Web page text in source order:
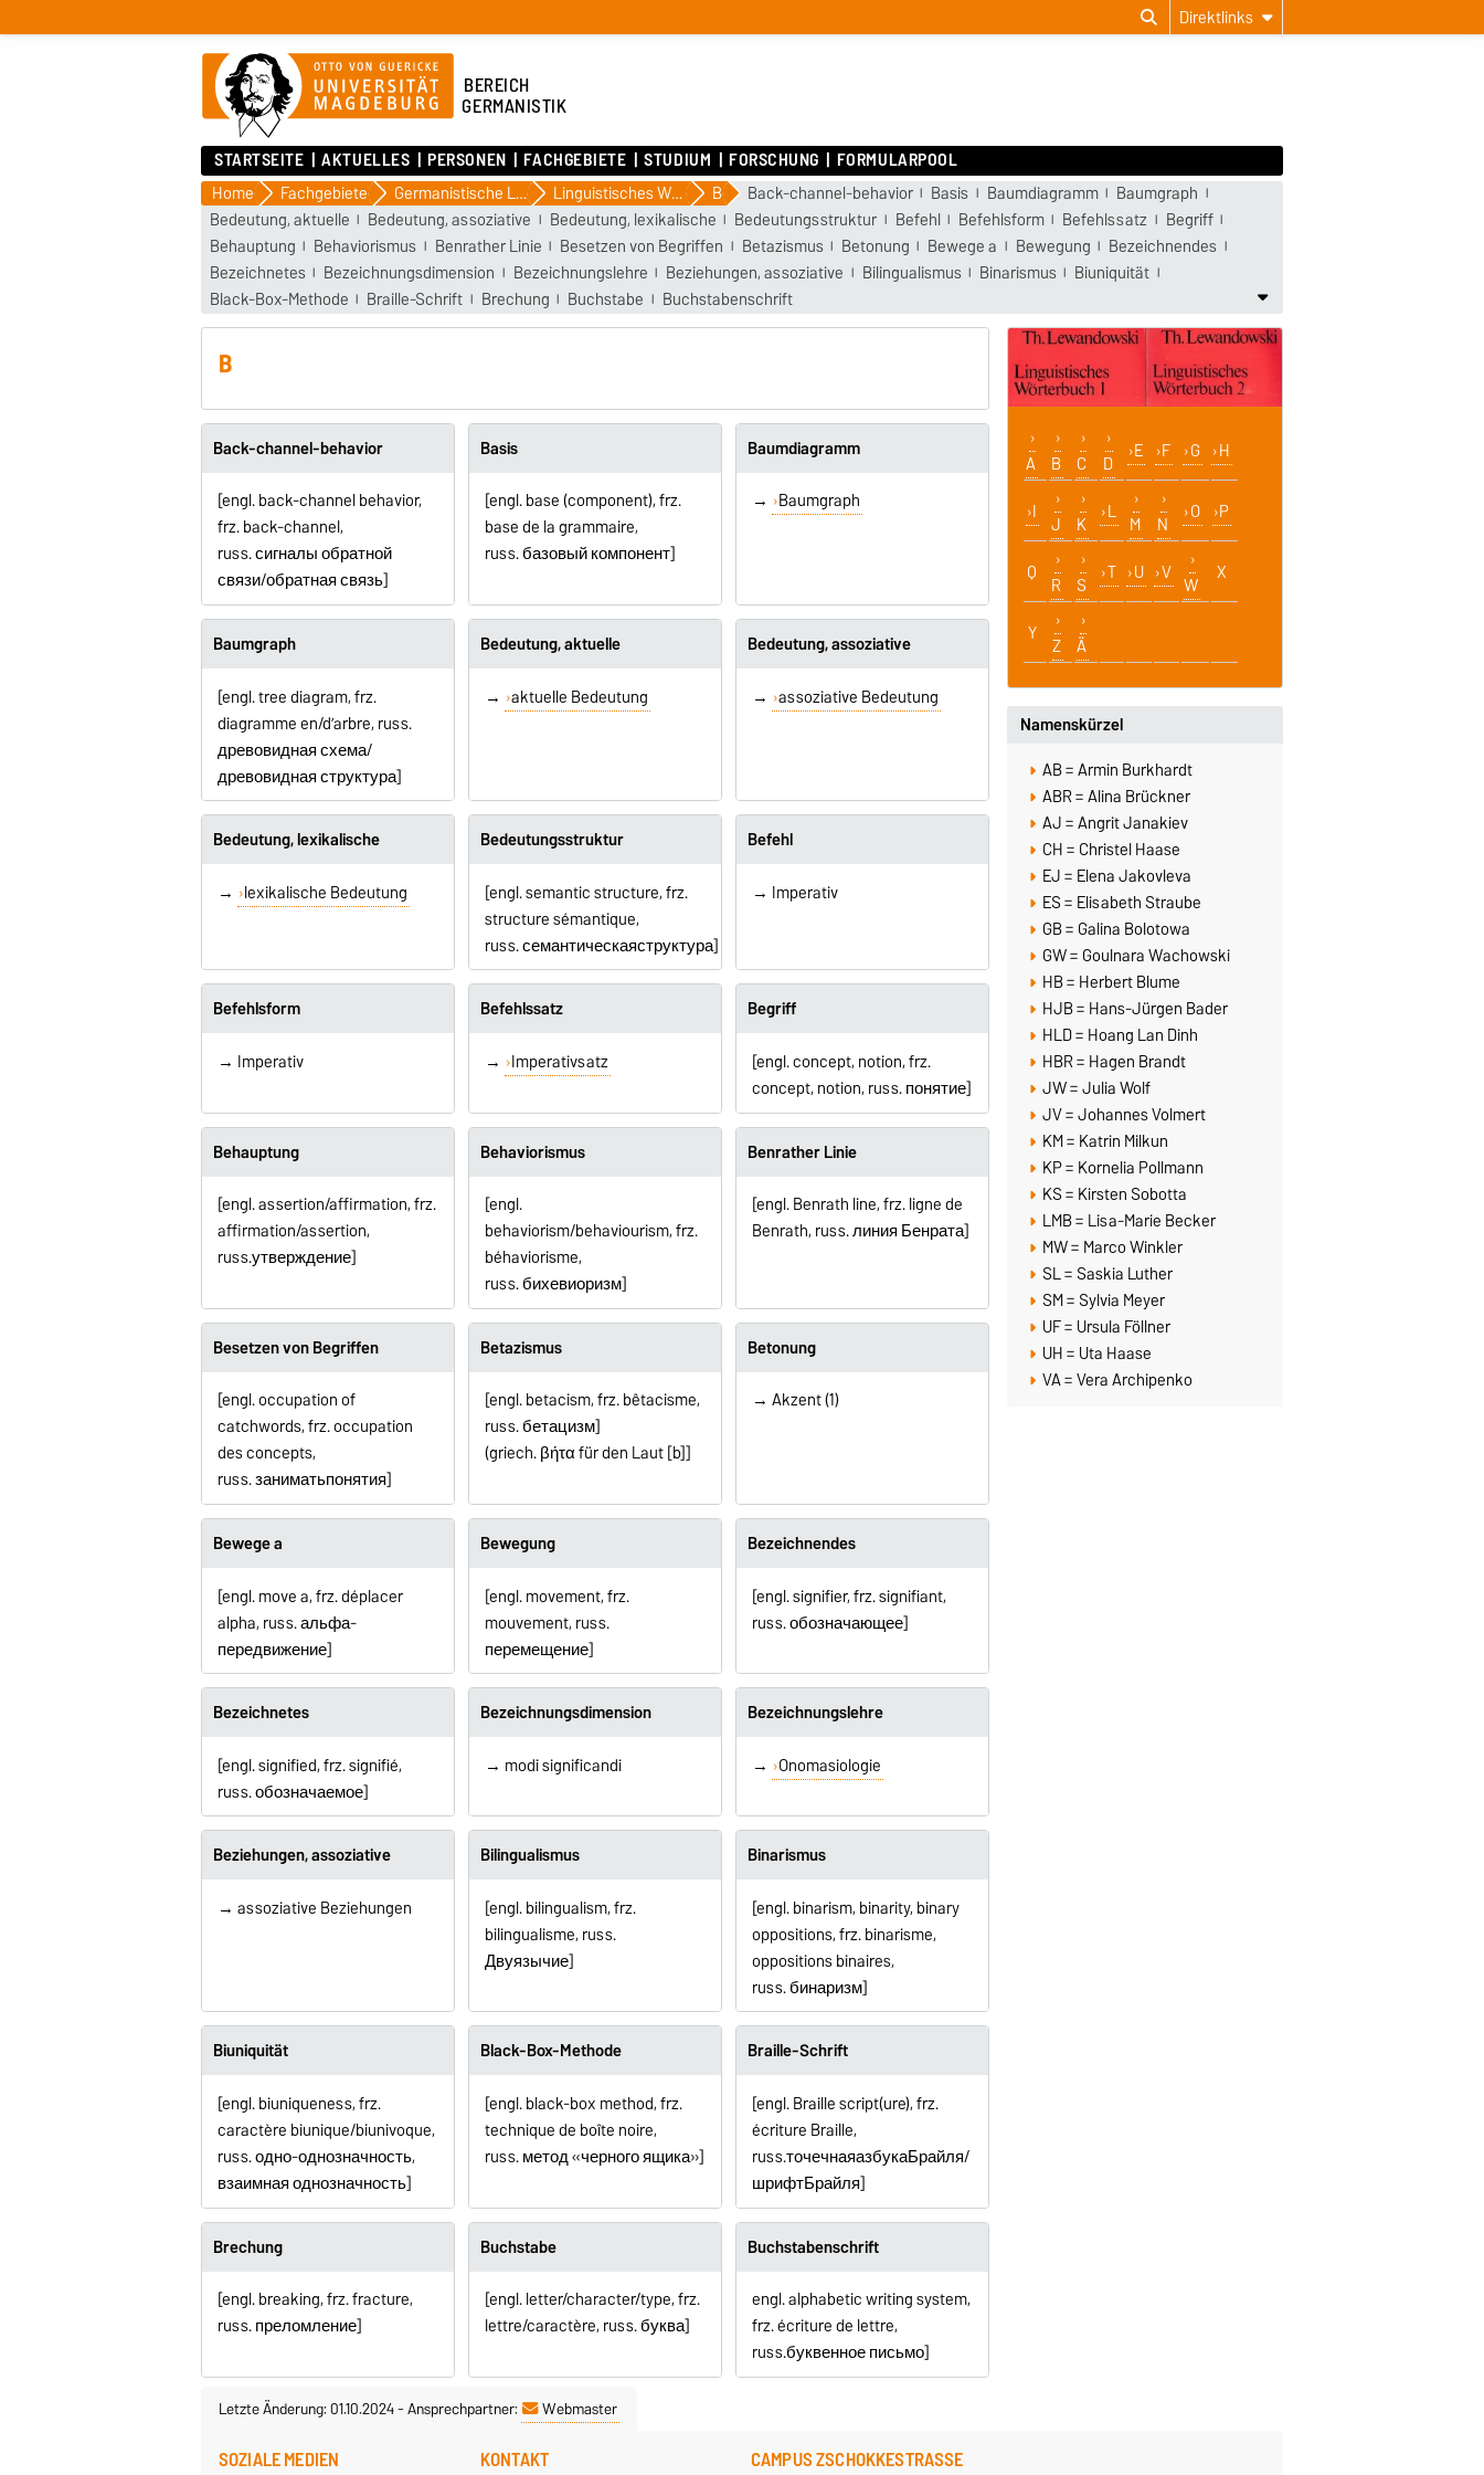
Direktlinks
BEREICH
GERMANISTIK
STARTSEITE AKTUELLES PERSONEN FACHGEBIETE STUDIUM FORSCHUNG FORMULARPOOL
Home Fachgebiete Germanistische Linguistik Linguistisches Wörterbuch von Th. Lewandowski B Back-channel-behavior Basis Baumdiagramm
Baumgraph
Bedeutung, aktuelle
Bedeutung, assoziative Bedeutung, lexikalische Bedeutungsstruktur Befehl Befehlsform Befehlssatz
Begriff
Behauptung
Behaviorismus Benrather Linie Besetzen von Begriffen Betazismus Betonung Bewege a Bewegung
Bezeichnendes
Bezeichnetes
Bezeichnungsdimension Bezeichnungslehre Beziehungen, assoziative Bilingualismus Binarismus
Biuniquität
Black-Box-Methode
Braille-Schrift Brechung Buchstabe Buchstabenschrift
B
Back-channel-behavior
[engl. back-channel behavior,
frz. back-channel,
russ.сигналы обратной
связи/обратная связь]
Basis
[engl. base (component), frz.
base de la grammaire,
russ.базовый компонент]
Baumdiagramm
→ Baumgraph
Baumgraph
[engl. tree diagram, frz.
diagramme en/d’arbre, russ.
древовидная схема/
древовидная структура]
Bedeutung, aktuelle
→ aktuelle Bedeutung
Bedeutung, assoziative
→ assoziative Bedeutung
Bedeutung, lexikalische
→ lexikalische Bedeutung
Bedeutungsstruktur
[engl. semantic structure, frz.
structure sémantique,
russ.семантическаяструктура]
Befehl
→ Imperativ
Befehlsform
→ Imperativ
Befehlssatz
→ Imperativsatz
Begriff
[engl. concept, notion, frz.
concept, notion, russ.понятие]
Behauptung
[engl. assertion/affirmation, frz.
affirmation/assertion,
russ.утверждение]
Behaviorismus
[engl.
behaviorism/behaviourism, frz.
béhaviorisme,
russ.бихевиоризм]
Benrather Linie
[engl. Benrath line, frz. ligne de
Benrath, russ. линия Бенрата]
Besetzen von Begriffen
[engl. occupation of
catchwords, frz.occupation
des concepts,
russ.заниматьпонятия]
Betazismus
[engl. betacism, frz. bêtacisme,
russ.бетацизм]
(griech.βήταfür den Laut [b]]
Betonung
→ Akzent (1)
Bewege a
[engl. move a, frz. déplacer
alpha, russ. альфа-
передвижение]
Bewegung
[engl. movement, frz.
mouvement, russ.
перемещение]
Bezeichnendes
[engl. signifier, frz. signifiant,
russ. обозначающее]
Bezeichnetes
[engl. signified, frz. signifié,
russ.обозначаемое]
Bezeichnungsdimension
→ modi significandi
Bezeichnungslehre
→ Onomasiologie
Beziehungen, assoziative
→ assoziative Beziehungen
Bilingualismus
[engl. bilingualism, frz.
bilingualisme, russ.
Двуязычие]
Binarismus
[engl. binarism, binarity, binary
oppositions, frz. binarisme,
oppositions binaires,
russ.бинаризм]
Biuniquität
[engl. biuniqueness, frz.
caractère biunique/biunivoque,
russ. одно-однозначность,
взаимная однозначность]
Black-Box-Methode
[engl. black-box method, frz.
technique de boîte noire,
russ.метод «черного ящика»]
Braille-Schrift
[engl. Braille script(ure), frz.
écriture Braille,
russ.точечнаяазбукаБрайля/
шрифтБрайля]
Brechung
[engl. breaking, frz. fracture,
russ. преломление]
Buchstabe
[engl. letter/character/type, frz.
lettre/caractère, russ.буква]
Buchstabenschrift
engl. alphabetic writing system,
frz. écriture de lettre,
russ.буквенное письмо]
A B C D E F G H
I J K L M N O P
Q R S T U V W X
Y Z Ä
Namenskürzel
AB = Armin Burkhardt
ABR = Alina Brückner
AJ = Angrit Janakiev
CH = Christel Haase
EJ = Elena Jakovleva
ES = Elisabeth Straube
GB = Galina Bolotowa
GW = Goulnara Wachowski
HB = Herbert Blume
HJB = Hans-Jürgen Bader
HLD = Hoang Lan Dinh
HBR = Hagen Brandt
JW = Julia Wolf
JV = Johannes Volmert
KM = Katrin Milkun
KP = Kornelia Pollmann
KS = Kirsten Sobotta
LMB = Lisa-Marie Becker
MW = Marco Winkler
SL = Saskia Luther
SM = Sylvia Meyer
UF = Ursula Föllner
UH = Uta Haase
VA = Vera Archipenko
Letzte Änderung: 01.10.2024-Ansprechpartner: Webmaster
SOZIALE MEDIEN KONTAKT CAMPUS ZSCHOKKESTRASSE